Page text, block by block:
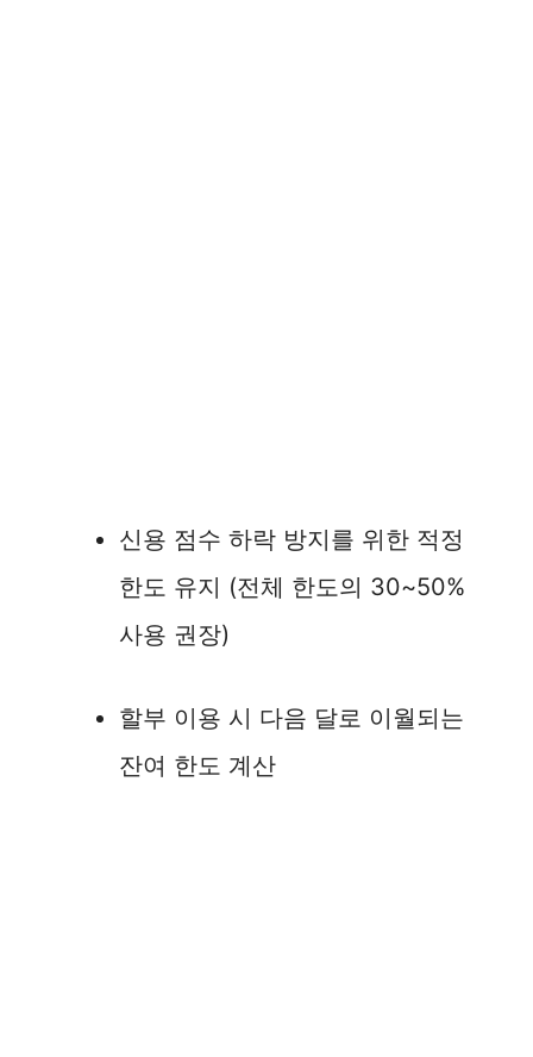
신용 점수 하락 방지를 위한 적정
한도 유지 (전체 한도의 30~50%
사용 권장)
할부 이용 시 다음 달로 이월되는
잔여 한도 계산